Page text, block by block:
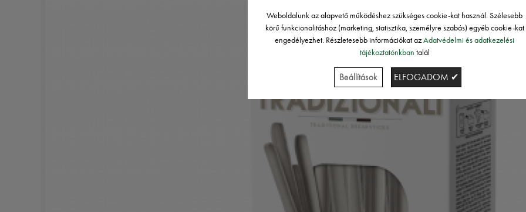
Weboldalunk az alapvető működéshez szükséges cookie-kat használ. Szélesebb
körű funkcionalitáshoz (marketing, statisztika, személyre szabás) egyéb cookie-kat
engedélyezhet. Részletesebb információkat azAdatvédelmi és adatkezelési
tájékoztatónkban talál
Beállítások ELFOGADOM ✔